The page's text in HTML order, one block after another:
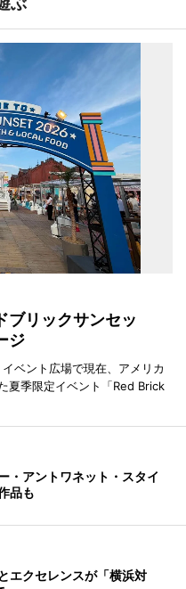
ブリックサンセッ
ジ
ベント広場で現在、アメリカ
夏季限定イベント「Red Brick
・アントワネット・スタイ
品も
エクセレンスが「横浜対